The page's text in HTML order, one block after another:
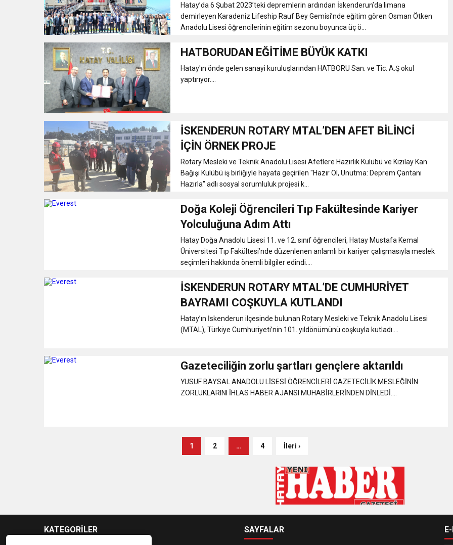
Hatay’da 6 Şubat 2023’teki depremlerin ardından İskenderun’da limana
demirleyen Karadeniz Lifeship Rauf Bey Gemisi’nde eğitim gören Osman Ötken
Anadolu Lisesi öğrencilerinin eğitim sezonu boyunca üç ö...
HATBORUDAN EĞİTİME BÜYÜK KATKI
Hatay'ın önde gelen sanayi kuruluşlarından HATBORU San. ve Tic. A.Ş okul
yaptırıyor....
İSKENDERUN ROTARY MTAL’DEN AFET BİLİNCİ
İÇİN ÖRNEK PROJE
Rotary Mesleki ve Teknik Anadolu Lisesi Afetlere Hazırlık Kulübü ve Kızılay Kan
Bağışı Kulübü iş birliğiyle hayata geçirilen "Hazır Ol, Unutma: Deprem Çantanı
Hazırla" adlı sosyal sorumluluk projesi k...
Doğa Koleji Öğrencileri Tıp Fakültesinde Kariyer
Yolculuğuna Adım Attı
Hatay Doğa Anadolu Lisesi 11. ve 12. sınıf öğrencileri, Hatay Mustafa Kemal
Üniversitesi Tıp Fakültesi’nde düzenlenen anlamlı bir kariyer çalışmasıyla meslek
seçimleri hakkında önemli bilgiler edindi....
İSKENDERUN ROTARY MTAL’DE CUMHURİYET
BAYRAMI COŞKUYLA KUTLANDI
Hatay’ın İskenderun ilçesinde bulunan Rotary Mesleki ve Teknik Anadolu Lisesi
(MTAL), Türkiye Cumhuriyeti’nin 101. yıldönümünü coşkuyla kutladı....
Gazeteciliğin zorlu şartları gençlere aktarıldı
YUSUF BAYSAL ANADOLU LİSESİ ÖĞRENCİLERİ GAZETECİLİK MESLEĞİNİN
ZORLUKLARINI İHLAS HABER AJANSI MUHABİRLERİNDEN DİNLEDİ....
1 2 … 4 İleri ›
KATEGORİLER SAYFALAR